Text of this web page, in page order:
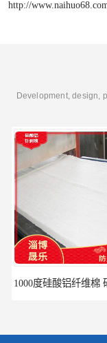
http://
Development, design,